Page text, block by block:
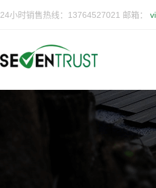
24小时销售热线：13764527021 邮箱：